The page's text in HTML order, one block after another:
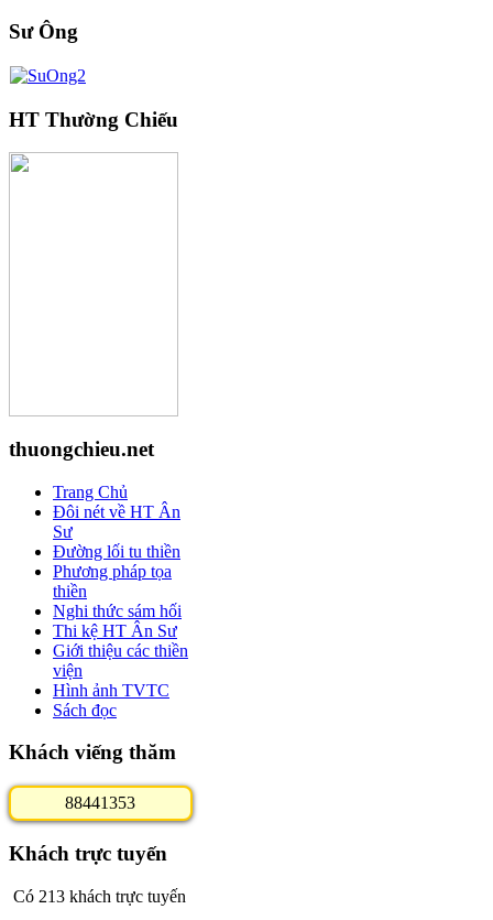
Sư Ông
HT Thường Chiếu
thuongchieu.net
Trang Chủ
Đôi nét về HT Ân
Sư
Đường lối tu thiền
Phương pháp tọa
thiền
Nghi thức sám hối
Thi kệ HT Ân Sư
Giới thiệu các thiền
viện
Hình ảnh TVTC
Sách đọc
Khách viếng thăm
88441353
Khách trực tuyến
Có 213 khách trực tuyến